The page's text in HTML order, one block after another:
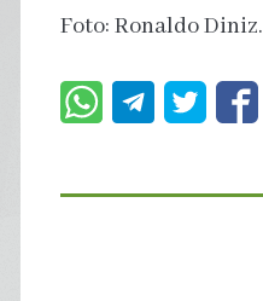
Foto: Ronaldo Diniz.